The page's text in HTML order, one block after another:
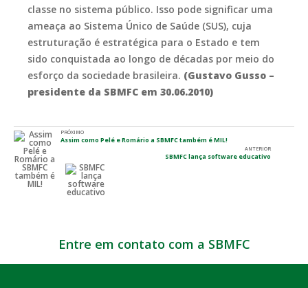
classe no sistema público. Isso pode significar uma
ameaça ao Sistema Único de Saúde (SUS), cuja
estruturação é estratégica para o Estado e tem
sido conquistada ao longo de décadas por meio do
esforço da sociedade brasileira. (Gustavo Gusso –
presidente da SBMFC em 30.06.2010)
PRÓXIMO
Assim como Pelé e Romário a SBMFC também é MIL!
ANTERIOR
SBMFC lança software educativo
Entre em contato com a SBMFC